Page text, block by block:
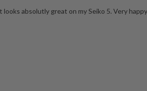
absolutly great on my Seiko 5. Very